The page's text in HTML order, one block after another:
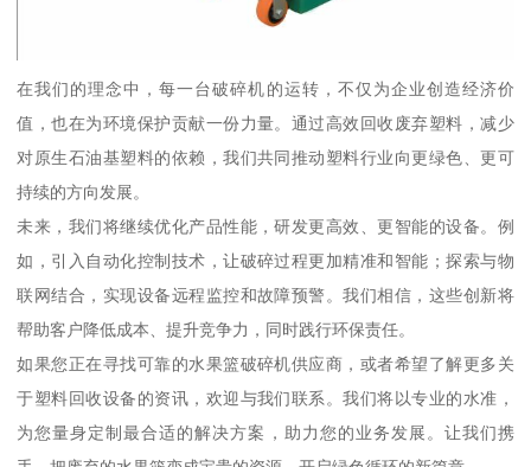
在我们的理念中，每一台破碎机的运转，不仅为企业创造经济价
值，也在为环境保护贡献一份力量。通过高效回收废弃塑料，减少
对原生石油基塑料的依赖，我们共同推动塑料行业向更绿色、更可
持续的方向发展。
未来，我们将继续优化产品性能，研发更高效、更智能的设备。例
如，引入自动化控制技术，让破碎过程更加精准和智能；探索与物
联网结合，实现设备远程监控和故障预警。我们相信，这些创新将
帮助客户降低成本、提升竞争力，同时践行环保责任。
如果您正在寻找可靠的水果篮破碎机供应商，或者希望了解更多关
于塑料回收设备的资讯，欢迎与我们联系。我们将以专业的水准，
为您量身定制最合适的解决方案，助力您的业务发展。让我们携